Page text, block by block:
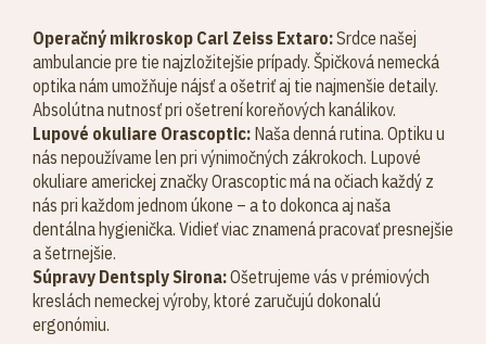
Operačný mikroskop Carl Zeiss Extaro:Srdce našej
ambulancie pre tie najzložitejšie prípady. Špičková nemecká
optika nám umožňuje nájsť a ošetriť aj tie najmenšie detaily.
Absolútna nutnosť pri ošetrení koreňových kanálikov.
Lupové okuliare Orascoptic: Naša denná rutina. Optiku u
nás nepoužívame len pri výnimočných zákrokoch. Lupové
okuliare americkej značky Orascoptic má na očiach každý z
nás pri každom jednom úkone – a to dokonca aj naša
dentálna hygienička. Vidieť viac znamená pracovať presnejšie
a šetrnejšie.
Súpravy Dentsply Sirona:Ošetrujeme vás v prémiových
kreslách nemeckej výroby, ktoré zaručujú dokonalú
ergonómiu.